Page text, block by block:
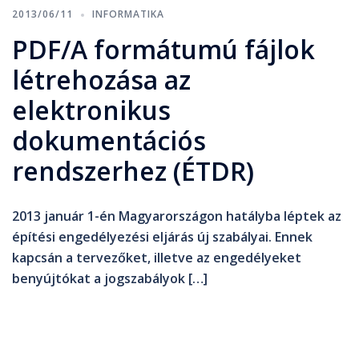
2013/06/11 INFORMATIKA
PDF/A formátumú fájlok
létrehozása az
elektronikus
dokumentációs
rendszerhez (ÉTDR)
2013 január 1-én Magyarországon hatályba léptek az
építési engedélyezési eljárás új szabályai. Ennek
kapcsán a tervezőket, illetve az engedélyeket
benyújtókat a jogszabályok […]